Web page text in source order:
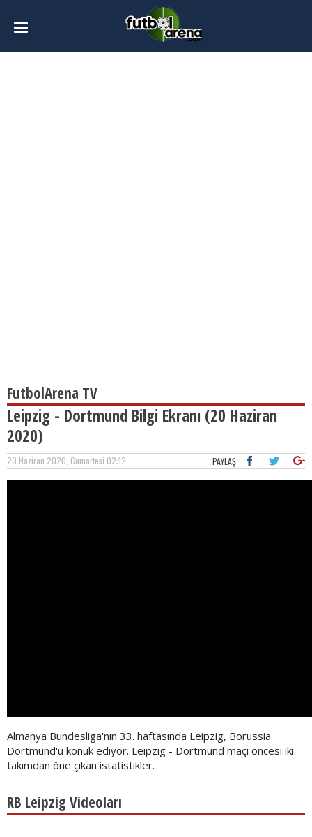
FutbolArena TV
Leipzig - Dortmund Bilgi Ekranı (20 Haziran
2020)
20 Haziran 2020, Cumartesi 02:12 PAYLAŞ
Almanya Bundesliga'nın 33. haftasında Leipzig, Borussia
Dortmund'u konuk ediyor. Leipzig - Dortmund maçı öncesi iki
takımdan öne çıkan istatistikler.
RB Leipzig Videoları